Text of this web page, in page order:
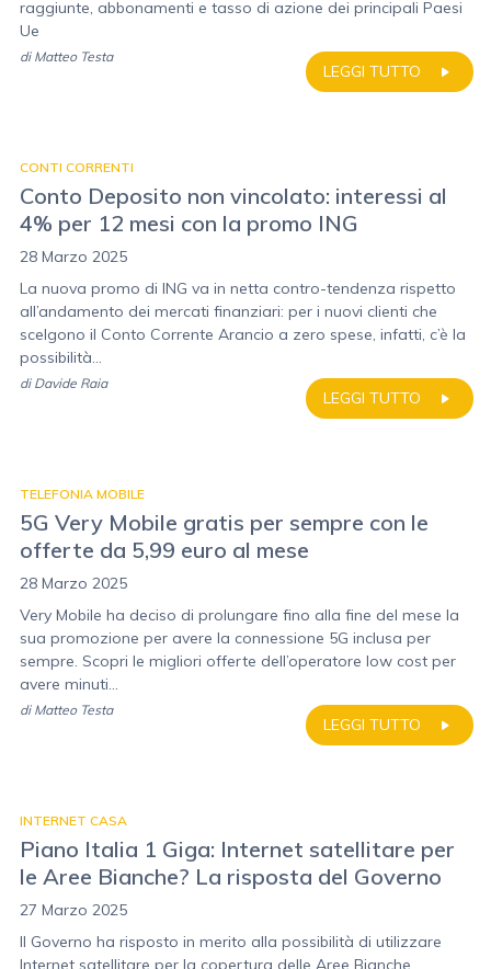
raggiunte, abbonamenti e tasso di azione dei principali Paesi
Ue
LEGGI TUTTO
di Matteo Testa
CONTI CORRENTI
Conto Deposito non vincolato: interessi al
4% per 12 mesi con la promo ING
28 Marzo 2025
La nuova promo di ING va in netta contro-tendenza rispetto
all’andamento dei mercati finanziari: per i nuovi clienti che
scelgono il Conto Corrente Arancio a zero spese, infatti, c’è la
possibilità...
LEGGI TUTTO
di Davide Raia
TELEFONIA MOBILE
5G Very Mobile gratis per sempre con le
offerte da 5,99 euro al mese
28 Marzo 2025
Very Mobile ha deciso di prolungare fino alla fine del mese la
sua promozione per avere la connessione 5G inclusa per
sempre. Scopri le migliori offerte dell’operatore low cost per
avere minuti...
LEGGI TUTTO
di Matteo Testa
INTERNET CASA
Piano Italia 1 Giga: Internet satellitare per
le Aree Bianche? La risposta del Governo
27 Marzo 2025
Il Governo ha risposto in merito alla possibilità di utilizzare
Internet satellitare per la copertura delle Aree Bianche